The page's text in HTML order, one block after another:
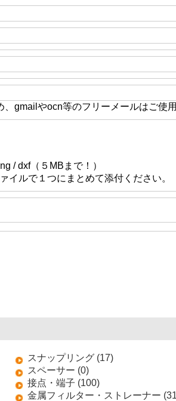
、gmailやocn等のフリーメールはご使
/ dxf（５MBまで！）
イルで１つにまとめて添付ください。
スナップリング (17)
スペーサー (0)
接点・端子 (100)
金属フィルター・ストレーナー